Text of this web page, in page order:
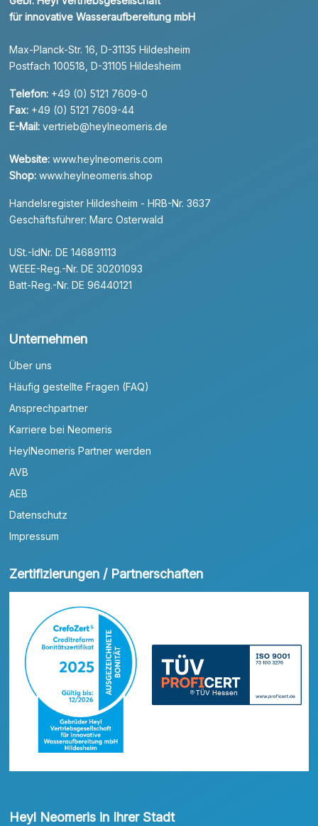
für innovative Wasseraufbereitung mbH
Max-Planck-Str. 16, D-31135 Hildesheim
Postfach 100518, D-31105 Hildesheim
Telefon: +49 (0) 5121 7609-0
Fax: +49 (0) 5121 7609-44
E-Mail: vertrieb@heylneomeris.de
Website: www.heylneomeris.com
Shop: www.heylneomeris.shop
Handelsregister Hildesheim - HRB-Nr. 3637
Geschäftsführer: Marc Osterwald
USt.-IdNr. DE 146891113
WEEE-Reg.-Nr. DE 30201093
Batt-Reg.-Nr. DE 96440121
Unternehmen
Über uns
Häufig gestellte Fragen (FAQ)
Ansprechpartner
Karriere bei Neomeris
HeylNeomeris Partner werden
AVB
AEB
Datenschutz
Impressum
Zertifizierungen / Partnerschaften
Heyl Neomeris in Ihrer Stadt